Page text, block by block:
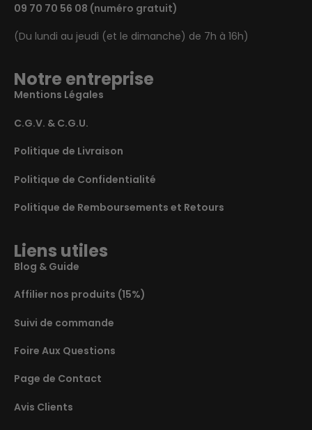
09 70 70 56 08 (numéro gratuit)
(Du lundi au jeudi (et le dimanche) de 7h à 16h)
Notre entreprise
Mentions Légales
C.G.V. & C.G.U.
Politique de Livraison
Politique de Confidentialité
Politique de Remboursements et Retours
Liens utiles
Blog & Guide
Affilier nos produits (15%)
Suivi de commande
Foire Aux Questions
Page de Contact
Avis Clients